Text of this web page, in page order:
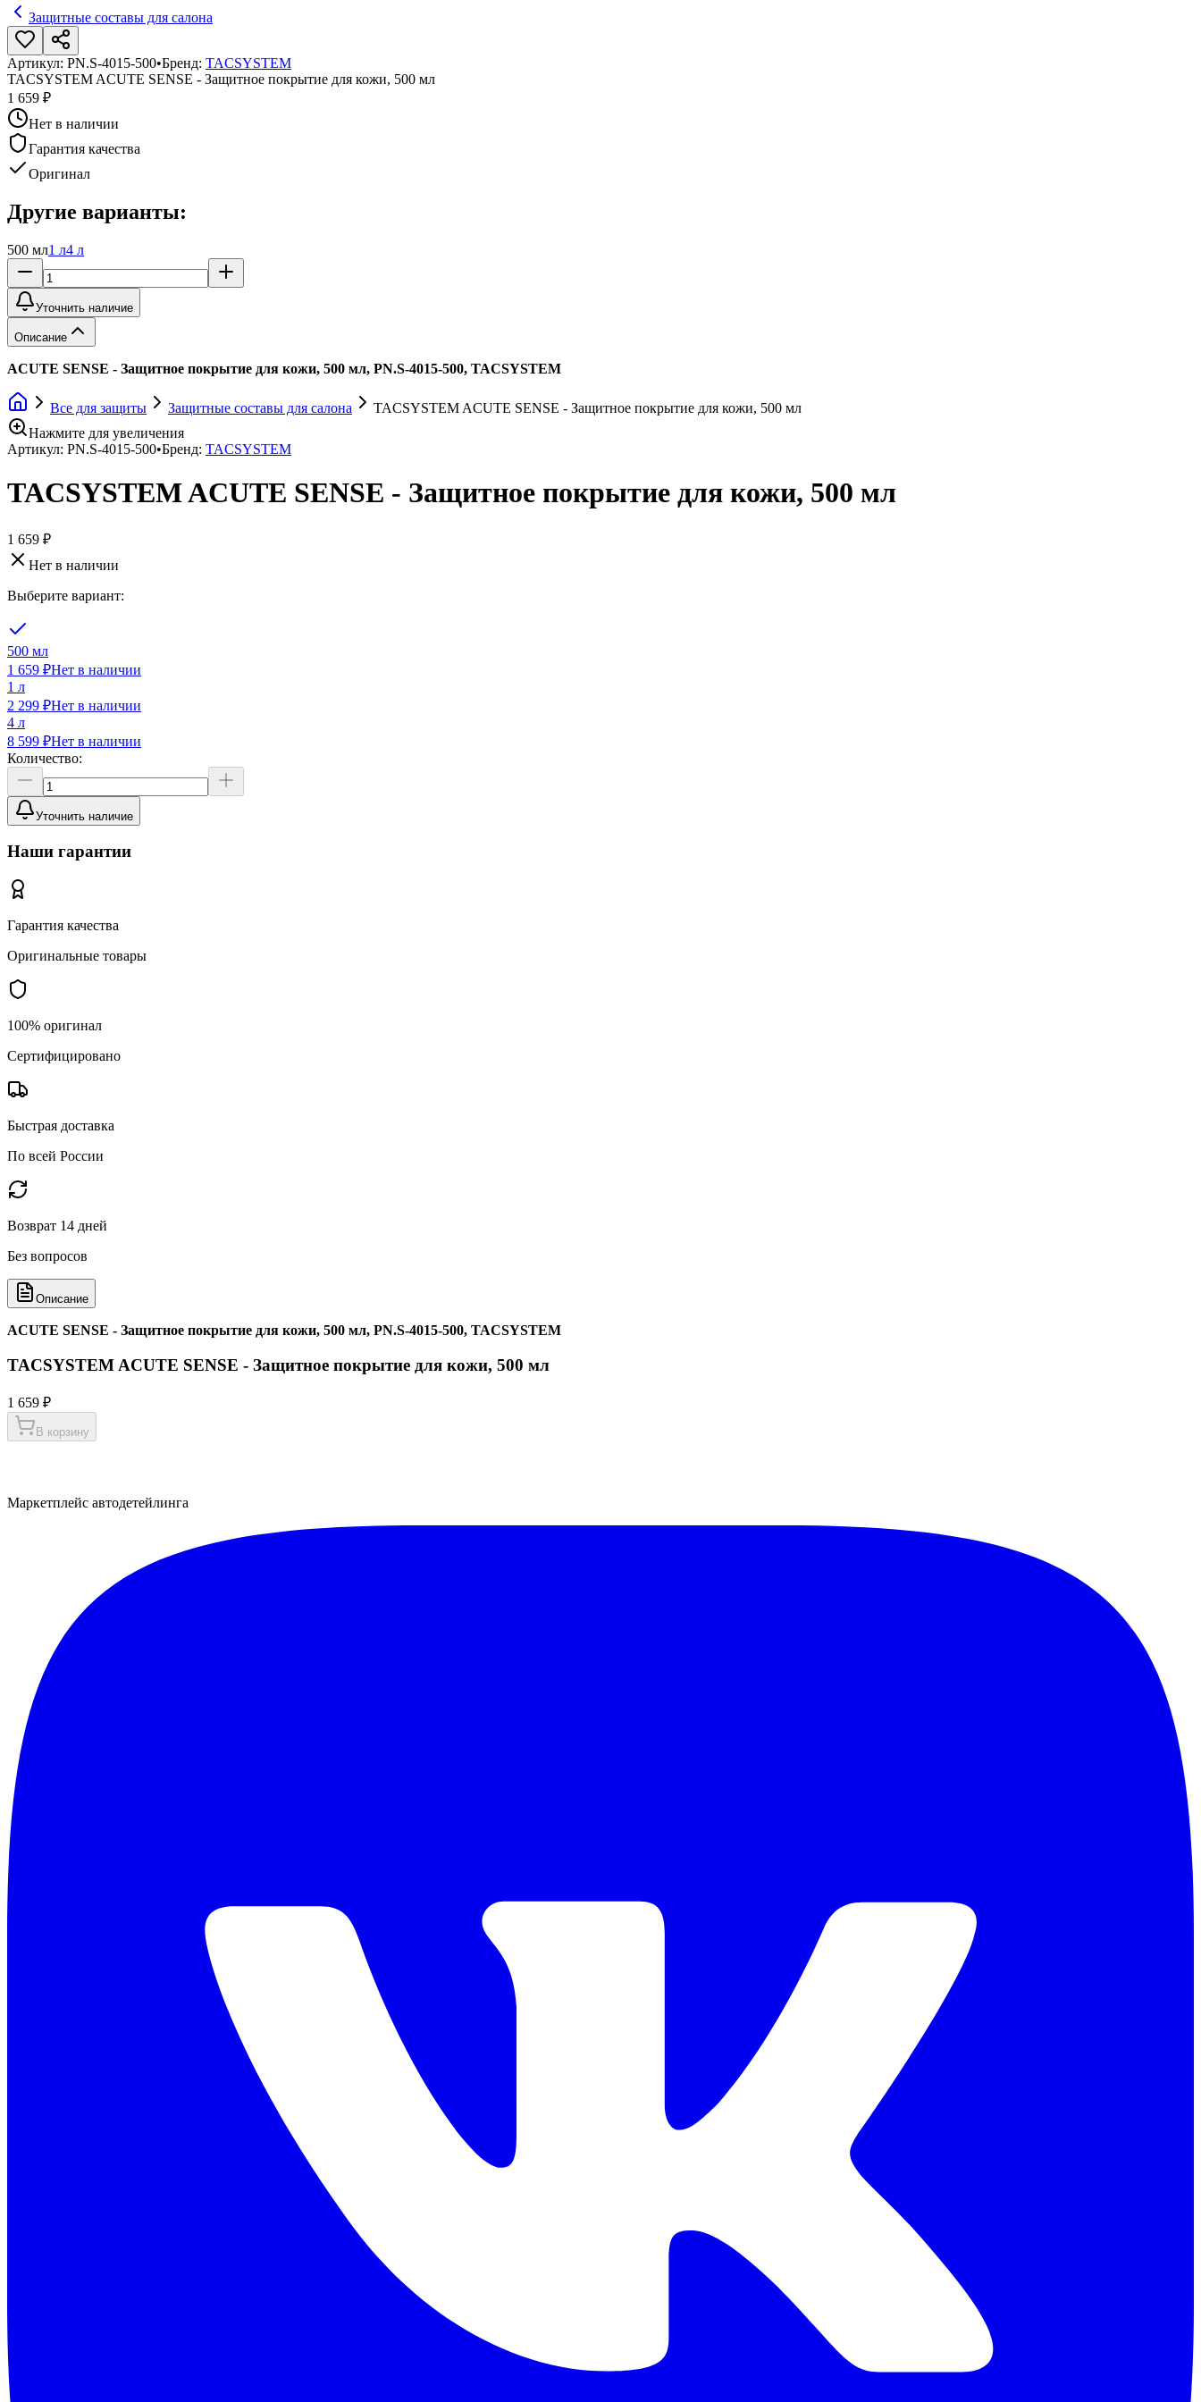
Защитные составы для салона
Артикул: PN.S-4015-500•Бренд: TACSYSTEM
TACSYSTEM ACUTE SENSE - Защитное покрытие для кожи, 500 мл
1 659 ₽
Нет в наличии
Гарантия качества
Оригинал
Другие варианты:
500 мл1 л4 л
Уточнить наличие
Описание
ACUTE SENSE - Защитное покрытие для кожи, 500 мл, PN.S-4015-500, TACSYSTEM
Все для защиты Защитные составы для салона
TACSYSTEM ACUTE SENSE - Защитное покрытие для кожи, 500 мл
Нажмите для увеличения
Артикул: PN.S-4015-500•Бренд: TACSYSTEM
TACSYSTEM ACUTE SENSE - Защитное покрытие для кожи, 500 мл
1 659 ₽
Нет в наличии
Выберите вариант:
500 мл
1 659 ₽Нет в наличии
1 л
2 299 ₽Нет в наличии
4 л
8 599 ₽Нет в наличии
Количество:
Уточнить наличие
Наши гарантии
Гарантия качества
Оригинальные товары
100% оригинал
Сертифицировано
Быстрая доставка
По всей России
Возврат 14 дней
Без вопросов
Описание
ACUTE SENSE - Защитное покрытие для кожи, 500 мл, PN.S-4015-500, TACSYSTEM
TACSYSTEM ACUTE SENSE - Защитное покрытие для кожи, 500 мл
1 659 ₽
В корзину
Маркетплейс автодетейлинга